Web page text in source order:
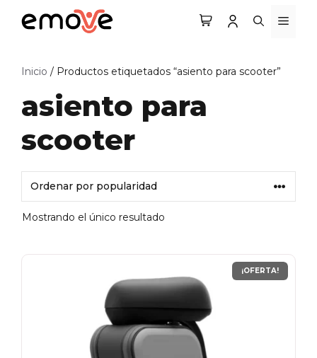
Inicio / Productos etiquetados “asiento para scooter”
asiento para
scooter
Mostrando el único resultado
¡OFERTA!